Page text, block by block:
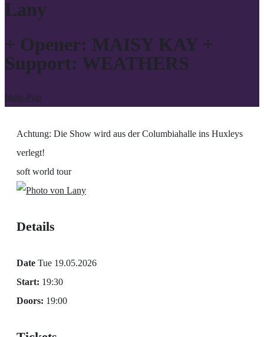
Lany
+ Opener: MAISY KAY +
Support: WEATHERS
Indie-Pop
Achtung: Die Show wird aus der Columbiahalle ins Huxleys
verlegt!
soft world tour
Details
Date Tue 19.05.2026
Start: 19:30
Doors: 19:00